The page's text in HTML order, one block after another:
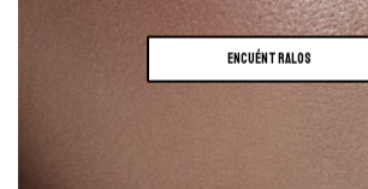
ENCUÉNTRALOS